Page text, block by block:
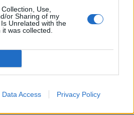
Use,
or Sharing of my
Unrelated with the
was collected.
Data Access Privacy Policy